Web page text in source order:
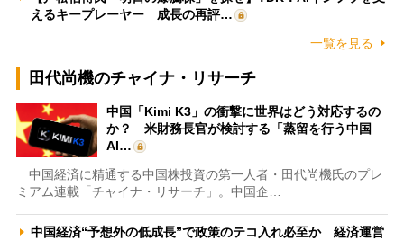
えるキープレーヤー 成長の再評…
一覧を見る
田代尚機のチャイナ・リサーチ
中国「Kimi K3」の衝撃に世界はどう対応するの
か？ 米財務長官が検討する「蒸留を行う中国
AI…
中国経済に精通する中国株投資の第一人者・田代尚機氏のプレ
ミアム連載「チャイナ・リサーチ」。中国企…
中国経済“予想外の低成長”で政策のテコ入れ必至か 経済運営